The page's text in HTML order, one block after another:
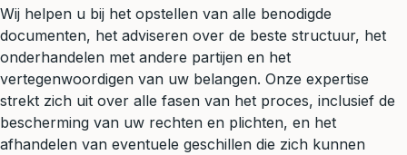
Wij helpen u bij het opstellen van alle benodigde
documenten, het adviseren over de beste structuur, het
onderhandelen met andere partijen en het
vertegenwoordigen van uw belangen. Onze expertise
strekt zich uit over alle fasen van het proces, inclusief de
bescherming van uw rechten en plichten, en het
afhandelen van eventuele geschillen die zich kunnen